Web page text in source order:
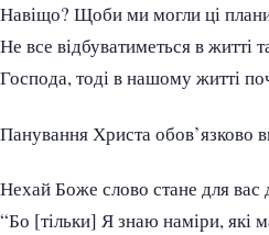
Навіщо? Щоби ми могли ці плани
Не все відбуватиметься в
Господа, тоді в нашому житті
Панування Христа обов’язково
Нехай Боже слово стане для
“Бо [тільки] Я знаю наміри, які